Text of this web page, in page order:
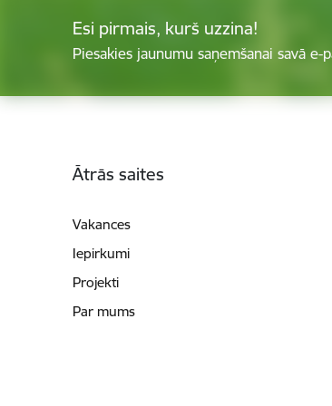
Esi pirmais, kurš uzzina!
Piesakies jaunumu saņemšanai savā e-
Ātrās saites
Vakances
Iepirkumi
Projekti
Par mums